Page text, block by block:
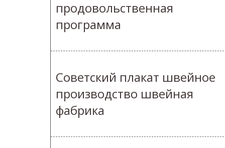
продовольственная
программа
Советский плакат швейное
производство швейная
фабрика